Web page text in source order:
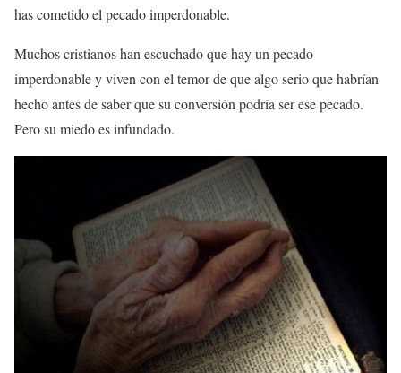
has cometido el pecado imperdonable.
Muchos cristianos han escuchado que hay un pecado
imperdonable y viven con el temor de que algo serio que habrían
hecho antes de saber que su conversión podría ser ese pecado.
Pero su miedo es infundado.